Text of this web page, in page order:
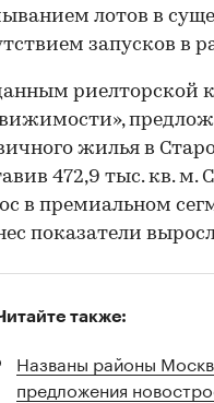
лотов в
запусков в
риелторской
жилья в
472,9 тыс. кв. м.
в премиальном
показатели
также:
Названы районы
предложения